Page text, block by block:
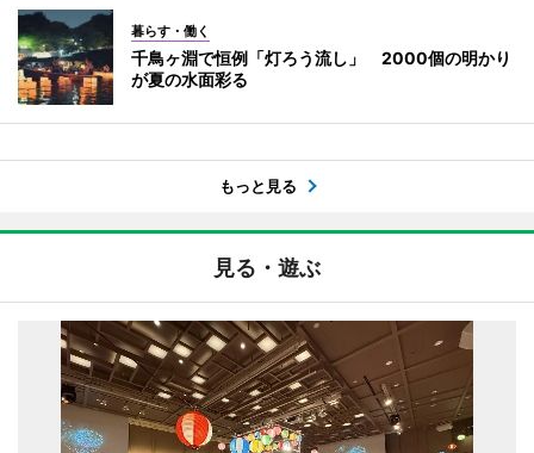
暮らす・働く
千鳥ヶ淵で恒例「灯ろう流し」 2000個の明かり
が夏の水面彩る
もっと見る
見る・遊ぶ